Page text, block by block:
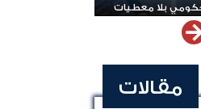
حكومي بلا معطيات
مقالات